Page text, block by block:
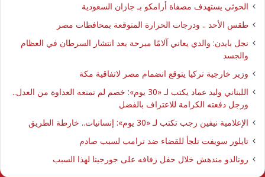
الحوثي يستهدف مصفاة أرامكو بـ جازان السعودية
طقس الأحد .. ودرجات الحرارة المتوقعة بمحافظات مصر
نجل بايدن: والدي يعاني آلامًا مبرحة بعد انتشار السرطان في العظام
والجسد
وزير خارجية تركيا يتوقع انضمام مصر لاتفاقية مكة
اللبناني وليد عماد يكتب لـ «30 يوم»: خصم لم تمنعه العداوة من العدل..
ورجل دفعته الكرامة للاعتراف بالفضل
الإعلامية نيفين رجب تكتب لـ «30 يوم»: إنسانيات.. خارطة الطريق
تايلور سويفت تلجأ للقضاء ضد ترامب لسبب صادم
رونالدو مندهش خلال حفل زفافه على جورجينا لهذا السبب